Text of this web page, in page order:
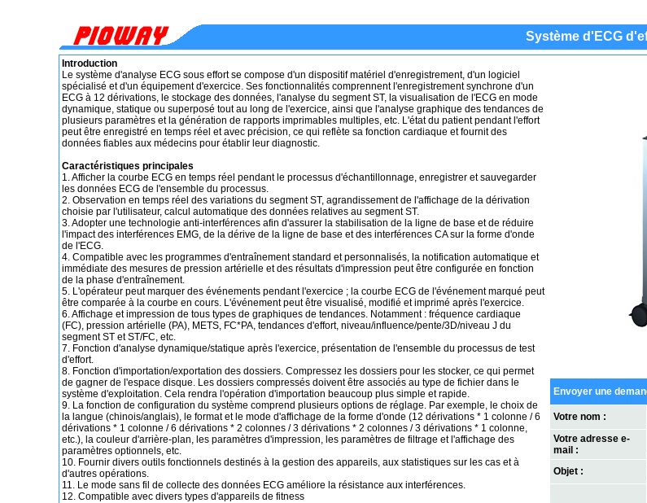
Système d'ECG
Introduction
Le système d'analyse ECG sous effort se compose d'un dispositif matériel d'enregistrement, d'un logiciel
spécialisé et d'un équipement d'exercice. Ses fonctionnalités comprennent l'enregistrement synchrone d'un
ECG à 12 dérivations, le stockage des données, l'analyse du segment ST, la visualisation de l'ECG en mode
dynamique, statique ou superposé tout au long de l'exercice, ainsi que l'analyse graphique des tendances de
plusieurs paramètres et la génération de rapports imprimables multiples, etc. L'état du patient pendant l'effort
peut être enregistré en temps réel et avec précision, ce qui reflète sa fonction cardiaque et fournit des
données fiables aux médecins pour établir leur diagnostic.
Caractéristiques principales
1. Afficher la courbe ECG en temps réel pendant le processus d'échantillonnage, enregistrer et sauvegarder
les données ECG de l'ensemble du processus.
2. Observation en temps réel des variations du segment ST, agrandissement de l'affichage de la dérivation
choisie par l'utilisateur, calcul automatique des données relatives au segment ST.
3. Adopter une technologie anti-interférences afin d'assurer la stabilisation de la ligne de base et de réduire
l'impact des interférences EMG, de la dérive de la ligne de base et des interférences CA sur la forme d'onde
de l'ECG.
4. Compatible avec les programmes d'entraînement standard et personnalisés, la notification automatique et
immédiate des mesures de pression artérielle et des résultats d'impression peut être configurée en fonction
de la phase d'entraînement.
5. L'opérateur peut marquer des événements pendant l'exercice ; la courbe ECG de l'événement marqué peut
être comparée à la courbe en cours. L'événement peut être visualisé, modifié et imprimé après l'exercice.
6. Affichage et impression de tous types de graphiques de tendances. Notamment : fréquence cardiaque
(FC), pression artérielle (PA), METS, FC*PA, tendances d'effort, niveau/influence/pente/3D/niveau J du
segment ST et ST/FC, etc.
7. Fonction d'analyse dynamique/statique après l'exercice, présentation de l'ensemble du processus de test
d'effort.
8. Fonction d'importation/exportation des dossiers. Compressez les dossiers pour les stocker, ce qui permet
de gagner de l'espace disque. Les dossiers compressés doivent être associés au type de fichier dans le
système d'exploitation. Cela rendra l'opération d'importation beaucoup plus simple et rapide.
9. La fonction de configuration du système comprend plusieurs options de réglage. Par exemple, le choix de
la langue (chinois/anglais), le format et le mode d'affichage de la forme d'onde (12 dérivations * 1 colonne / 6
dérivations * 1 colonne / 6 dérivations * 2 colonnes / 3 dérivations * 2 colonnes / 3 dérivations * 1 colonne,
etc.), la couleur d'arrière-plan, les paramètres d'impression, les paramètres de filtrage et l'affichage des
paramètres optionnels, etc.
10. Fournir divers outils fonctionnels destinés à la gestion des appareils, aux statistiques sur les cas et à
d'autres opérations.
11. Le mode sans fil de collecte des données ECG améliore la résistance aux interférences.
12. Compatible avec divers types d'appareils de fitness
Envoyer une
Votre nom :
Votre adresse e-
mail :
Objet :